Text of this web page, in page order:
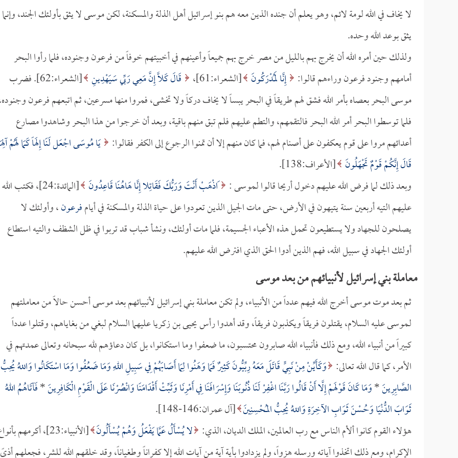
لا يخاف في الله لومة لائم، وهو يعلم أن جنده الذين معه هم بنو إسرائيل أهل الذلة والمسكنة، لكن موسى لا يثق بأولئك الجند، وإنما
يثق بوعد الله وحده.
ولذلك حين أمره الله أن يخرج بهم بالليل من مصر خرج بهم جميعاً وأعينهم في أخبيتهم خوفاً من فرعون وجنوده، فلما رأوا البحر
أمامهم وجنود فرعون وراءهم قالوا: إِنَّا لَمُدْرَكُونَ [الشعراء:61]، قَالَ كَلاَّ إِنَّ مَعِي رَبِّي سَيَهْدِينِ
[الشعراء:62]. فضرب
موسى البحر بعصاه بأمر الله فشق لهم طريقاً في البحر يبساً لا يخاف دركاً ولا تخشى، فمروا منها مسرعين، ثم اتبعهم فرعون
فلما توسطوا البحر أمر الله البحر فالتقمهم، والتطم عليهم فلم تبق منهم باقية، وبعد أن خرجوا من هذا البحر وشاهدوا مصارع
أعدائهم مروا على قوم يعكفون على أصنام لهم، فما كان منهم إلا أن تمنوا الرجوع إلى الكفر فقالوا: يَا مُوسَى اجْعَل لَنَا إِلَهاً كَمَا لَهُمْ
قَالَ إِنَّكُمْ قَوْمٌ تَجْهَلُونَ [الأعراف:138].
وبعد ذلك لما فرض الله عليهم دخول أريحا قالوا لـموسى : َاذْهَبْ أَنْتَ وَرَبُّكَ فَقَاتِلا إِنَّا هَاهُنَا قَاعِدُونَ
[المائدة:24]، فكتب الله
عليهم التيه أربعين سنة يتيهون في الأرض، حتى مات الجيل الذين تعودوا على حياة الذلة والمسكنة في أيامفرعون، وأولئك لا
يصلحون للجهاد ولا يستطيعون تحمل هذه الأعباء الجسيمة، فلما مات أولئك، ونشأ شباب قد تربوا في ظل الشظف والتيه استطاع
أولئك الجهاد في سبيل الله، فهم الذين أدوا الحق الذي افترض الله عليهم.
معاملة بني إسرائيل لأنبيائهم من بعد موسى
ثم بعد موت موسى أخرج الله فيهم عدداً من الأنبياء، ولم تكن معاملة بني إسرائيل لأنبيائهم بعد موسى أحسن حالاً من معاملتهم
لـموسى عليه السلام، يقتلون فريقاً ويكذبون فريقاً، وقد أهدوا رأس يحيى بن زكريا عليهما السلام لبغي من بغاياهم، وقتلوا عدداً
كبيراً من أنبياء الله، ومع ذلك فأنبياء الله صابرون محتسبون، ما ضعفوا وما استكانوا، بل كان دعاؤهم لله سبحانه وتعالى عمدتهم في
الأمر، كما قال الله تعالى: وَكَأَيِّنْ مِنْ نَبِيٍّ قَاتَلَ مَعَهُ رِبِّيُّونَ كَثِيرٌ فَمَا وَهَنُوا لِمَا أَصَابَهُمْ فِي سَبِيلِ اللهِ وَمَا ضَعُفُوا وَمَا اسْتَكَانُوا وَاللهُ يُحِبُّ
الصَّابِرِينَ*وَمَا كَانَ قَوْلَهمْ إِلَّا أَنْ قَالُوا رَبَّنَا اغْفِرْ لَنَا ذُنُوبَنَا وَإِسْرَافَنَا فِي أَمْرِنَا وَثَبِّتْ أَقْدَامَنَا وَانْصُرْنَا عَلَى الْقَوْمِ الْكَافِرِينَ*فَآتَاهُمُ اللهُ
ثَوَابَ الدُّنْيَا وَحُسْنَ ثَوَابِ الآخِرَةِ وَاللهُ يُحِبُّ المُحْسِنِينَ [آل عمران:146-148].
هؤلاء القوم كانوا ألأم الناس مع رب العالمين، الملك الديان، الذي: لا يُسْأَلُ عَمَّا يَفْعَلُ وَهُمْ يُسْأَلُونَ
[الأنبياء:23]، أكرمهم
الإكرام، ومع ذلك اتخذوا آياته ورسله هزواً، ولم يزدادوا بأية آية من آيات الله إلا كفراناً وطغياناً، وقد خلقهم الله للشر، فجعلهم أذىً